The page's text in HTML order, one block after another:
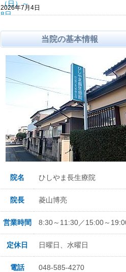
2026年7月4日
当院の基本情報
院名 ひしやま長生療院
院長 菱山博亮
営業時間 8:30～11:30／15:00～
定休日 日曜日、水曜日
電話 048-585-4270